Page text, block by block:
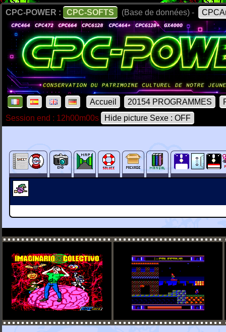
CPC-POWER : CPC-SOFTS (Base de données) -
Accueil 20154 PROGRAMMES
Session end : 12h00m00s
Hide picture Sexe : OFF